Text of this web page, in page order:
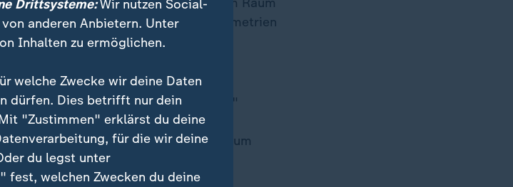
Kühlkammer mit präzisen Geometrien
heißt es in einem Werbeartikel.
"Breezamax": Es soll mit einem
Luftstrom-Beschleunigungssystem"
in einemWerbevideo. Zu sehen sind
wie von Zauberhand vereisen. Ein Raum
gekühlt werden, heißt es.
Drittsysteme:Wir nutzen Social-
anderen Anbietern. Unter
Inhalten zu ermöglichen.
welche Zwecke wir deine Daten
dürfen. Dies betrifft nur dein
"Zustimmen" erklärst du deine
für die wir deine
du legst unter
fest, welchen Zwecken du deine